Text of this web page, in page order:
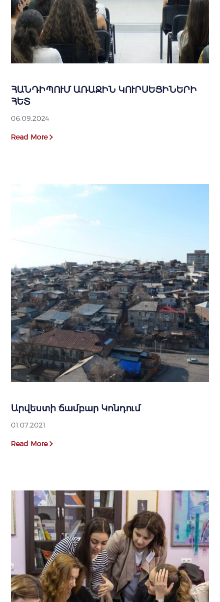
ՀԱՆԴԻՊՈՒՄ ԱՌԱՋԻՆ ԿՈՒՐՍԵՑԻՆԵՐԻ
ՀԵՏ
06.09.2024
Read More
Արվեստի ճամբար Կոնդում
01.07.2021
Read More